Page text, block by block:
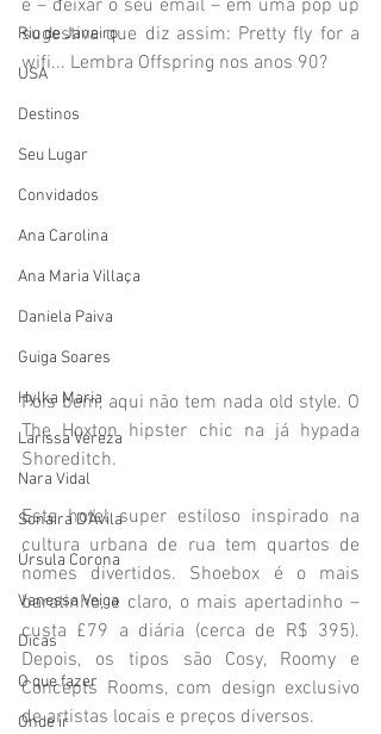
Rio de Janeiro
USA
Destinos
Seu Lugar
Convidados
Ana Carolina
Ana Maria Villaça
Daniela Paiva
Guiga Soares
Hylka Maria
Larissa Vereza
Nara Vidal
Sonaira D'Ávila
Úrsula Corona
Vanessa Veiga
Dicas
O que fazer
Onde ir
é – deixar o seu email – em uma pop up
sugestiva que diz assim: Pretty fly for a
wifi... Lembra Offspring nos anos 90?
The Hoxton hipster chic na já hypada
Shoreditch.
Este hotel super estiloso inspirado na
cultura urbana de rua tem quartos de
nomes divertidos. Shoebox é o mais
baratinho, e claro, o mais apertadinho –
custa £79 a diária (cerca de R$ 395).
Depois, os tipos são Cosy, Roomy e
Concepts Rooms, com design exclusivo
de artistas locais e preços diversos.